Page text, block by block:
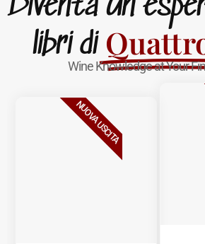
libri di
Wine Knowledge at Your
NUOVA USCITA